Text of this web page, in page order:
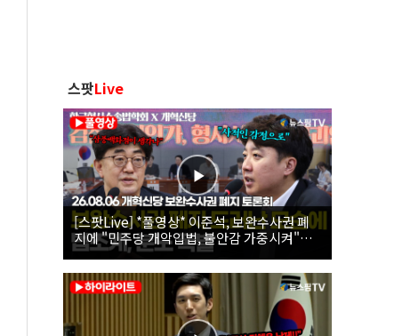
스팟Live
[스팟Live] *풀영상* 이준석, 보완수사권 폐
지에 "민주당 개악입법, 불안감 가중시켜"｜
26.08.06 개혁신당 보완수사권 폐지 토론회